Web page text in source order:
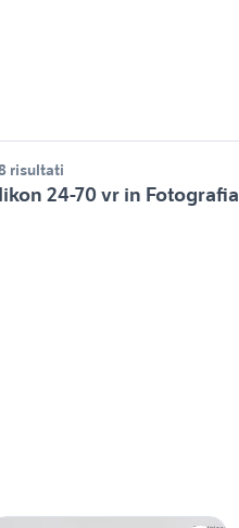
risultati
24-70 vr in Fotografia